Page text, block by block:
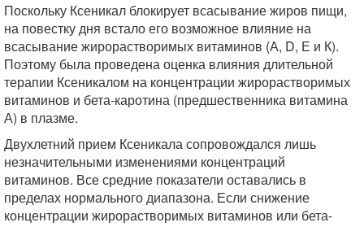
Поскольку Ксеникал блокирует всасывание жиров пищи,
на повестку дня встало его возможное влияние на
всасывание жирорастворимых витаминов (А, D, Е и К).
Поэтому была проведена оценка влияния длительной
терапии Ксеникалом на концентрации жирорастворимых
витаминов и бета-каротина (предшественника витамина
А) в плазме.
Двухлетний прием Ксеникала сопровождался лишь
незначительными изменениями концентраций
витаминов. Все средние показатели оставались в
пределах нормального диапазона. Если снижение
концентрации жирорастворимых витаминов или бета-